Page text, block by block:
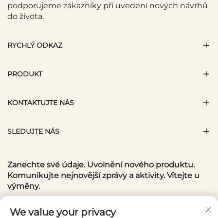
podporujeme zákazníky při uvedení nových návrhů
do života.
RYCHLÝ ODKAZ
PRODUKT
KONTAKTUJTE NÁS
SLEDUJTE NÁS
Zanechte své údaje. Uvolnění nového produktu.
Komunikujte nejnovější zprávy a aktivity. Vítejte u
výměny.
Váš e-mail
We value your privacy